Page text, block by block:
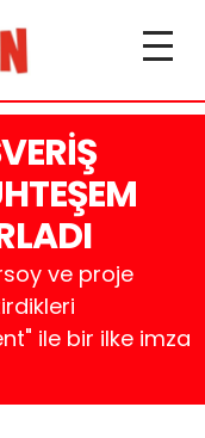
ve proje
ile bir ilke imza